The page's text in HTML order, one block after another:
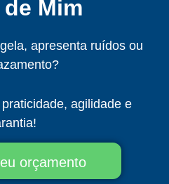
Mim
apresenta ruídos ou
agilidade e
orçamento